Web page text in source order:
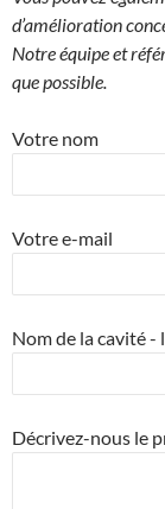
d’amélioration
Notre équipe et
que possible.
Votre nom
Votre e-mail
Nom de la cavité -
Décrivez-nous le